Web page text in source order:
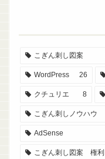
こぎん刺し図案
WordPress 26
クチュリエ 8
こぎん刺しノウハウ
AdSense
こぎん刺し図案 権利